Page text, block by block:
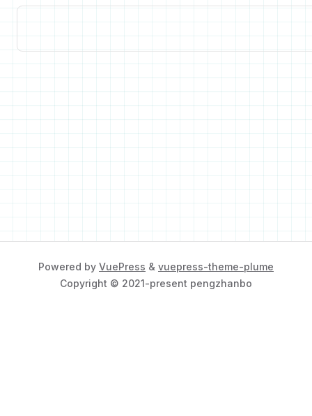
Powered by VuePress & vuepress-theme-plume
Copyright © 2021-present pengzhanbo